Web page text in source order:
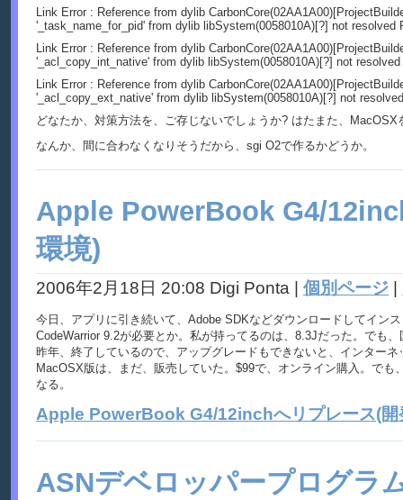
Link Error : Reference from dylib
'_task_name_for_pid' from dylib libSystem(0058010A)[?] not
Link Error : Reference from dylib
'_acl_copy_int_native' from dylib libSystem(0058010A)[?] not
Link Error : Reference from dylib
'_acl_copy_ext_native' from dylib libSystem(0058010A)[?] not
どなたか、対策方法を、ご存じないでしょうか? はたまた、
なんか、間に合わなくなりそうだから、sgi O2で作るかどうか。
Apple PowerBook G4/
環境)
2006年2月18日 20:08 Digi Ponta | 個別ページ |
今日、アプリに引き続いて、Adobe SDKなどダウンロードしてイン
CodeWarrior 9.2が必要とか。私が持ってるのは、8.3Jだった。でも
昨年、終了しているので、アップグレードもできないと、インターネ
MacOSX版は、まだ、販売していた。$99で、オンライン購入。で
なる。
Apple PowerBook G4/12inchへリプレース(開
ASNデベロッパープログラ